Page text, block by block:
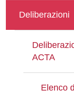
Deliberazioni
ACTA
Elenco